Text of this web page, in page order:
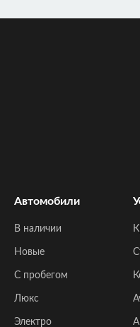
Автомобили
В наличии
Новые
C пробегом
Люкс
Электро